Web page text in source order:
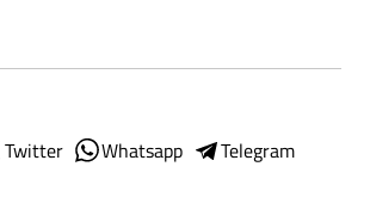
Twitter Whatsapp
Telegram